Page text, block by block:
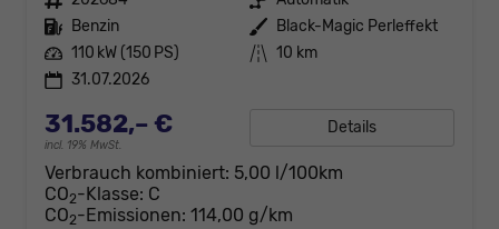
Kraftstoff Benzin Außenfarbe Black-Magic Perleffekt
Leistung 110 kW (150 PS) Kilometerstand 10 km
31.07.2026
31.582,– €
incl. 19% MwSt.
Details
Verbrauch kombiniert: 5,00 l/100km
CO2-Klasse: C
CO2-Emissionen: 114,00 g/km